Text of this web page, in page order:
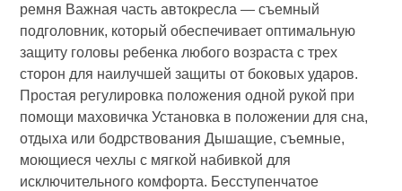
ремня Важная часть автокресла — съемный
подголовник, который обеспечивает оптимальную
защиту головы ребенка любого возраста с трех
сторон для наилучшей защиты от боковых ударов.
Простая регулировка положения одной рукой при
помощи маховичка Установка в положении для сна,
отдыха или бодрствования Дышащие, съемные,
моющиеся чехлы с мягкой набивкой для
исключительного комфорта. Бесступенчатое